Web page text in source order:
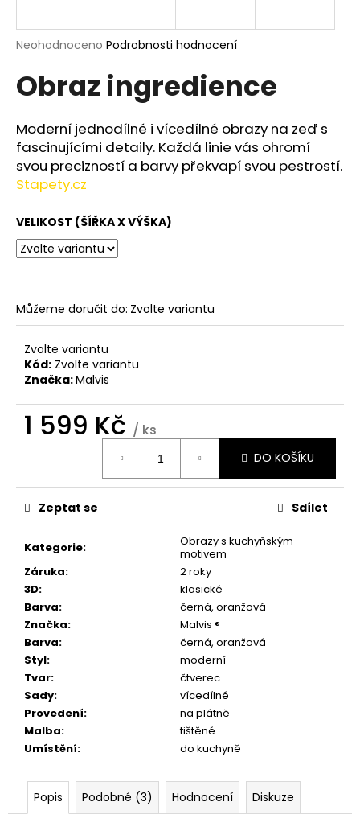
Průměrné
produktu
je
z
5
hvězdiček.
Neohodnoceno Podrobnosti hodnocení
Obraz ingredience
Moderní jednodílné i vícedílné obrazy na zeď s
fascinujícími detaily. Každá linie vás ohromí
svou precizností a barvy překvapí svou pestrostí.
Stapety.cz
VELIKOST (ŠÍŘKA X VÝŠKA)
Můžeme doručit do: Zvolte variantu
Zvolte variantu
Kód: Zvolte variantu
Značka:Malvis
1 599 Kč / ks
DO KOŠÍKU
Kategorie:
Obrazy s kuchyňským
motivem
Záruka:
2 roky
3D:
klasické
Barva: černá, oranžová
Značka:
Malvis ®
Barva:
černá, oranžová
Styl:
moderní
Tvar:
čtverec
Sady:
vícedílné
Provedení:
na plátně
Malba:
tištěné
Umístění: do kuchyně
Zeptat se Sdílet
Popis Podobné (3) Hodnocení Diskuze
j
t
?
D
o
r
u
č
u
j
e
m
INDUSTRIÁLNÍ
599
Kč